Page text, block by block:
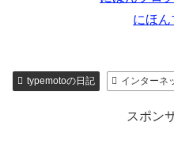
にほ
typemotoの日記 インターネ
スポン